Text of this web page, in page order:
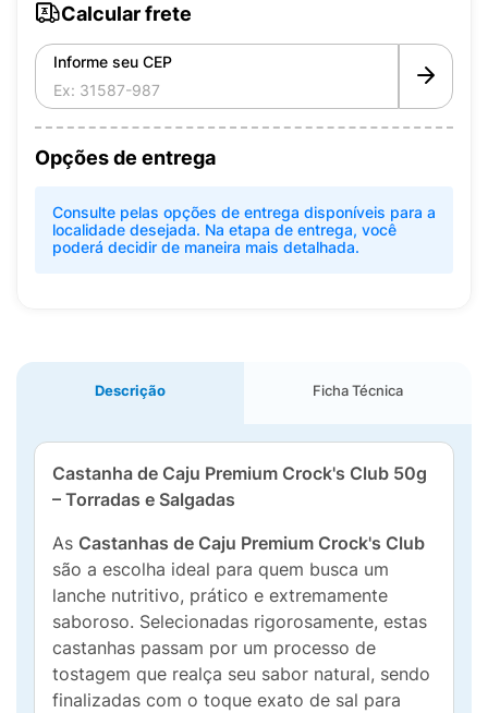
Calcular frete
Informe seu CEP
Opções de entrega
Consulte pelas opções de entrega disponíveis para a
localidade desejada. Na etapa de entrega, você
poderá decidir de maneira mais detalhada.
Descrição Ficha Técnica
Castanha de Caju Premium Crock's Club 50g
– Torradas e Salgadas
As Castanhas de Caju Premium Crock's Club
são a escolha ideal para quem busca um
lanche nutritivo, prático e extremamente
saboroso. Selecionadas rigorosamente, estas
castanhas passam por um processo de
tostagem que realça seu sabor natural, sendo
finalizadas com o toque exato de sal para